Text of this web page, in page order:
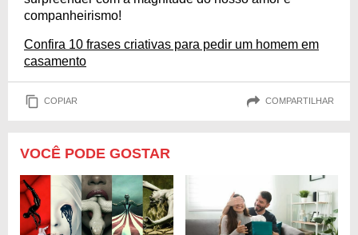
companheirismo!
Confira 10 frases criativas para pedir um homem em
casamento
COPIAR COMPARTILHAR
VOCÊ PODE GOSTAR